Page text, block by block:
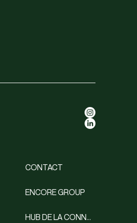
CONTACT
ENCORE GROUP
HUB DE LA CONNAISSANCE